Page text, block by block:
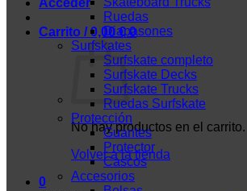
Acceder
Carrito /0,00€ 0
No hay productos en el carrito.
Volver a la tienda
0
Ruedas
Diapasones
Surfskates
Surfskate completo
Surfskate Decks
Surfskate Trucks
Ruedas Surfskate
Protección
Guantes
Protector
Cascos
Accesorios